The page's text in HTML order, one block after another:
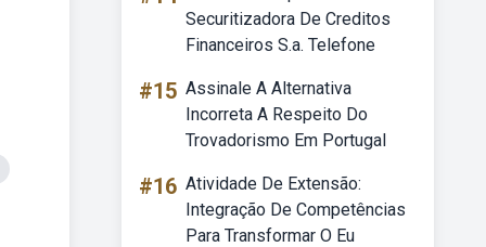
Securitizadora De Creditos
Financeiros S.a. Telefone
#15 Assinale A Alternativa
Incorreta A Respeito Do
Trovadorismo Em Portugal
#16 Atividade De Extensão:
Integração De Competências
Para Transformar O Eu